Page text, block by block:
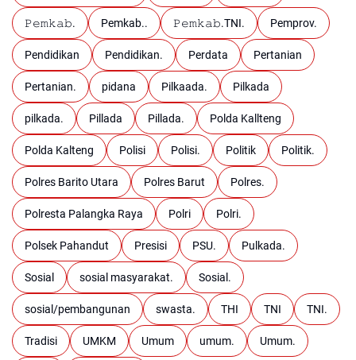
𝙿𝚎𝚖𝚔𝚊𝚋. Pemkab.. 𝙿𝚎𝚖𝚔𝚊𝚋.TNI. Pemprov.
Pendidikan Pendidikan. Perdata Pertanian
Pertanian. pidana Pilkaada. Pilkada
pilkada. Pillada Pillada. Polda Kallteng
Polda Kalteng Polisi Polisi. Politik Politik.
Polres Barito Utara Polres Barut Polres.
Polresta Palangka Raya Polri Polri.
Polsek Pahandut Presisi PSU. Pulkada.
Sosial sosial masyarakat. Sosial.
sosial/pembangunan swasta. THI TNI TNI.
Tradisi UMKM Umum umum. Umum.